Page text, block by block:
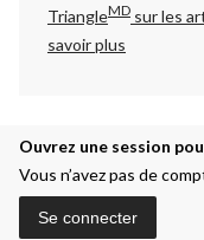
TriangleMD sur les
savoir plus
Ouvrez une session
Vous n’avez pas de
Se connecter